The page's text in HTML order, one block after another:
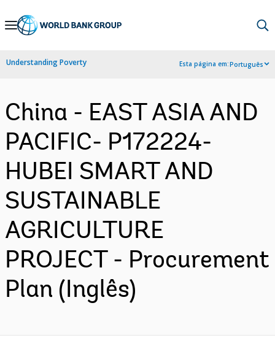
Skip
Navigation
Understanding Poverty Esta página em:Português
China - EAST ASIA AND
PACIFIC- P172224-
HUBEI SMART AND
SUSTAINABLE
AGRICULTURE
PROJECT - Procurement
Plan (Inglês)